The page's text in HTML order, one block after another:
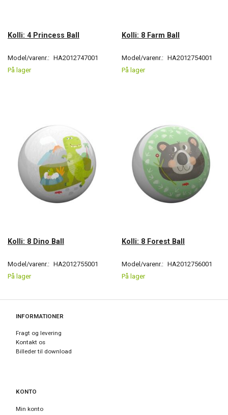
Kolli: 4 Princess Ball
Model/varenr.: HA2012747001
På lager
Kolli: 8 Farm Ball
Model/varenr.: HA2012754001
På lager
Kolli: 8 Dino Ball
Model/varenr.: HA2012755001
På lager
Kolli: 8 Forest Ball
Model/varenr.: HA2012756001
På lager
INFORMATIONER
Fragt og levering
Kontakt os
Billeder til download
KONTO
Min konto